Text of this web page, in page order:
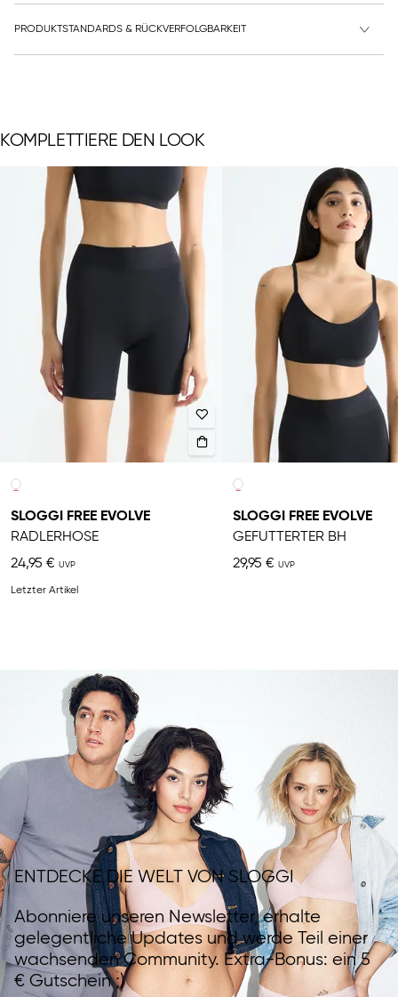
PRODUKTSTANDARDS & RÜCKVERFOLGBARKEIT
KOMPLETTIERE DEN LOOK
SLOGGI FREE EVOLVE
RADLERHOSE
24,95 €
Letzter Artikel
SLOGGI FREE EVOLVE
GEFÜTTERTER BH
29,95 €
ENTDECKE DIE WELT VON SLOGGI
Abonniere unseren Newsletter, erhalte
gelegentliche Updates und werde Teil einer
wachsenden Community. Extra-Bonus: ein 5
€ Gutschein ;)